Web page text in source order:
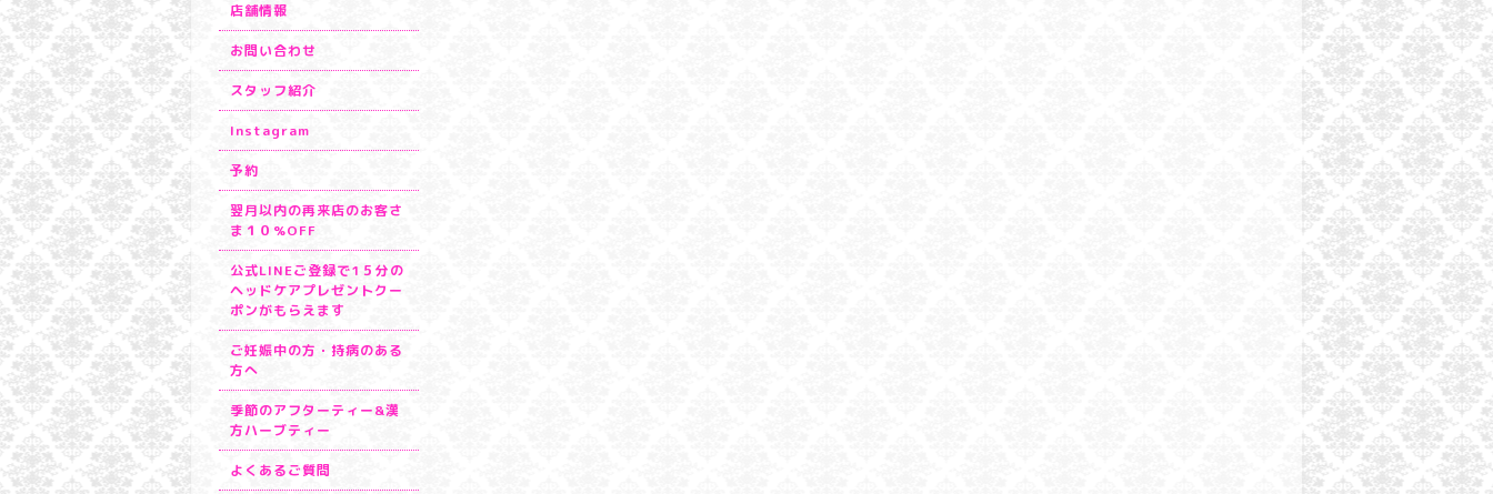
店舗情報
お問い合わせ
スタッフ紹介
Instagram
予約
翌月以内の再来店のお客さ
ま１０%OFF
公式LINEご登録で1５分の
ヘッドケアプレゼントクー
ポンがもらえます
ご妊娠中の方・持病のある
方へ
季節のアフターティー&漢
方ハーブティー
よくあるご質問